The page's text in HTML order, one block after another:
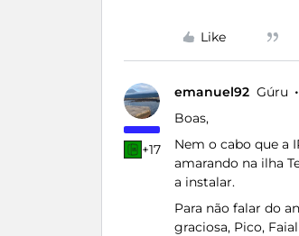
Like
+17
emanuel92 Gúru
Boas,
Nem o cabo que a
amarando na ilha
a instalar.
Para não falar do
graciosa, Pico,